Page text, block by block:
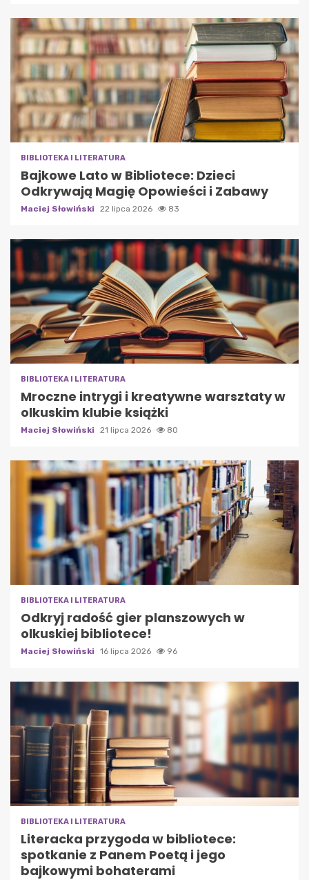
BIBLIOTEKA I LITERATURA
Bajkowe Lato w Bibliotece: Dzieci
Odkrywają Magię Opowieści i Zabawy
Maciej Słowiński 22 lipca 2026 83
BIBLIOTEKA I LITERATURA
Mroczne intrygi i kreatywne warsztaty w
olkuskim klubie książki
Maciej Słowiński 21 lipca 2026 80
BIBLIOTEKA I LITERATURA
Odkryj radość gier planszowych w
olkuskiej bibliotece!
Maciej Słowiński 16 lipca 2026 96
BIBLIOTEKA I LITERATURA
Literacka przygoda w bibliotece:
spotkanie z Panem Poetą i jego
bajkowymi bohaterami